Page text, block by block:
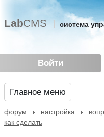
Войти
LabCMS система
Главное меню
форум настройка
как сделать